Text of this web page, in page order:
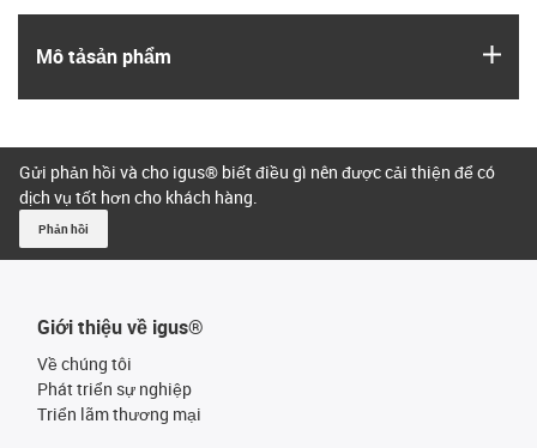
Mô tả­sản phẩm
Gửi phản hồi và cho igus® biết điều gì nên được cải thiện để có
dịch vụ tốt hơn cho khách hàng.
Phản hồi
Giới thiệu về igus®
Về chúng tôi
Phát triển sự nghiệp
Triển lãm thương mại